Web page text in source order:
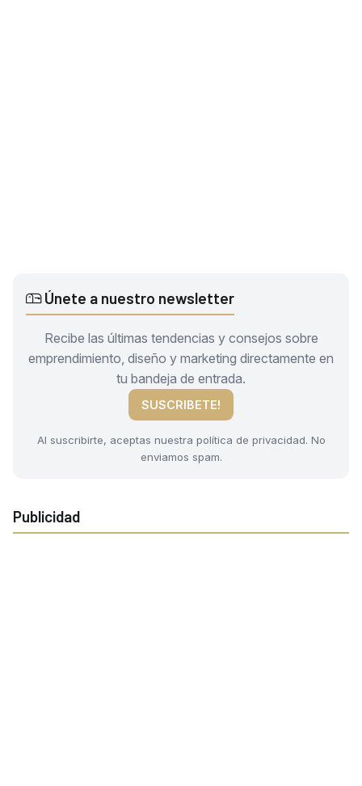
Únete a nuestro newsletter
Recibe las últimas tendencias y consejos sobre
emprendimiento, diseño y marketing directamente en
tu bandeja de entrada.
SUSCRIBETE!
Al suscribirte, aceptas nuestra política de privacidad. No
enviamos spam.
Publicidad